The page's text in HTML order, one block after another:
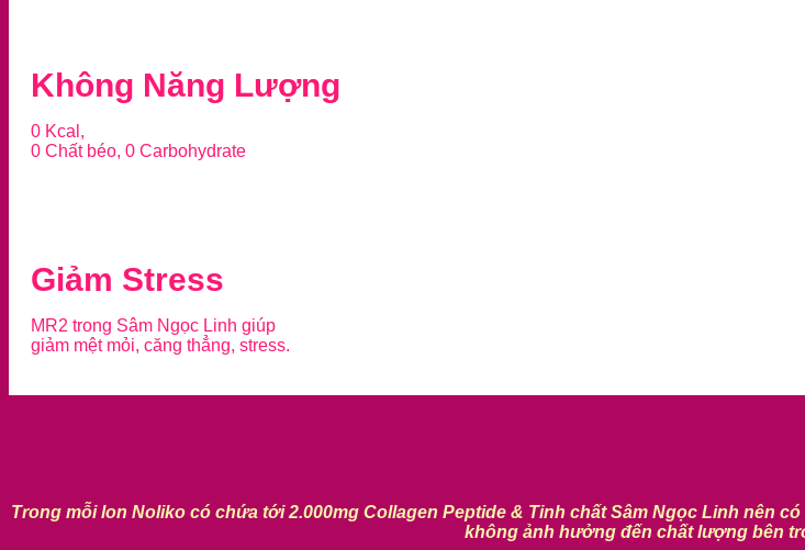
Không Năng Lượng
0 Kcal,
0 Chất béo, 0 Carbohydrate
Giảm Stress
MR2 trong Sâm Ngọc Linh giúp
giảm mệt mỏi, căng thẳng, stress.
Trong mỗi lon Noliko có chứa tới 2.000mg Collagen Peptide & Tinh chất Sâm Ngọc Linh nên
không ảnh hưởng đến chất lượng bên